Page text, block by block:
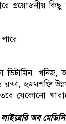
প্রয়োজনীয়
খনিজ,
রক্ষা,
যেকোনো
অব